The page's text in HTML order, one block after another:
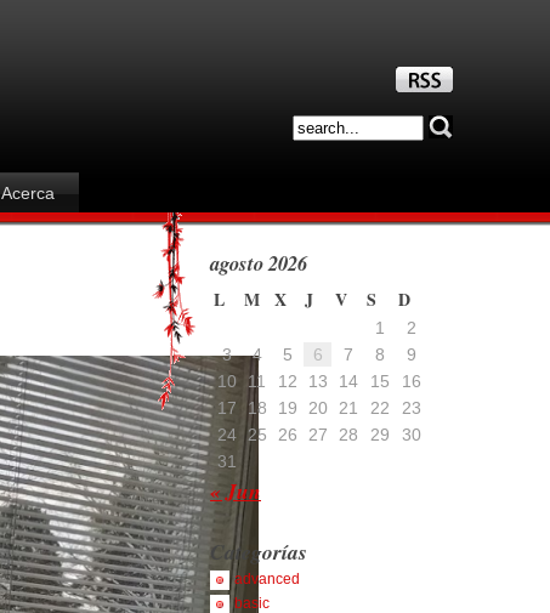
Acerca
agosto 2026
L M X J V S D
1
2
3
4 5 6 7 8
9
10
11 12 13 14 15
16
17
18 19 20 21 22
23
24 25 26 27 28 29
30
31
« Jun
Categorías
advanced
basic